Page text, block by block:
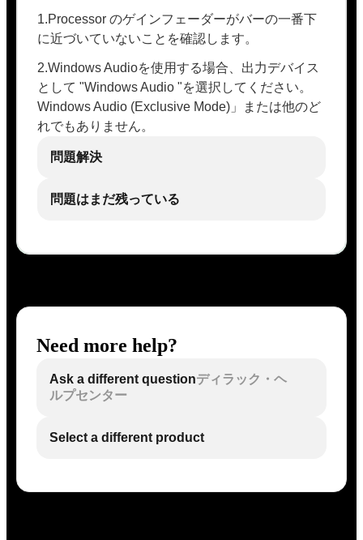
1.Processor のゲインフェーダーがバーの一番下
に近づいていないことを確認します。
2.Windows Audioを使用する場合、出力デバイス
として "Windows Audio "を選択してください。
Windows Audio (Exclusive Mode)」または他のど
れでもありません。
問題解決
問題はまだ残っている
Need more help?
Ask a different questionディラック・ヘ
ルプセンター
Select a different product